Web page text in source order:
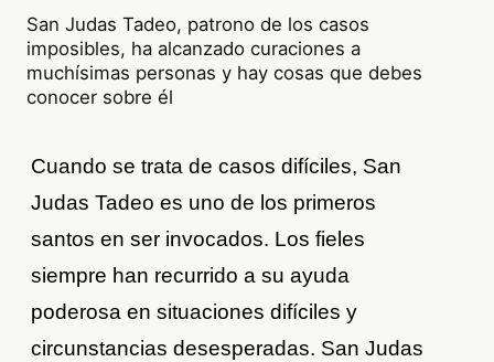
San Judas Tadeo, patrono de los casos
imposibles, ha alcanzado curaciones a
muchísimas personas y hay cosas que debes
conocer sobre él
Cuando se trata de casos difíciles, San
Judas Tadeo es uno de los primeros
santos en ser invocados. Los fieles
siempre han recurrido a su ayuda
poderosa en situaciones difíciles y
circunstancias desesperadas. San Judas